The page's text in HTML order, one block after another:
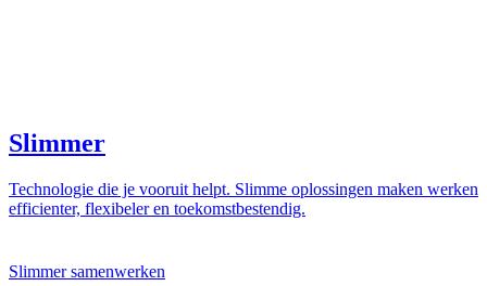
Slimmer
Technologie die je vooruit helpt. Slimme oplossingen maken werken
efficienter, flexibeler en toekomstbestendig.
Slimmer samenwerken